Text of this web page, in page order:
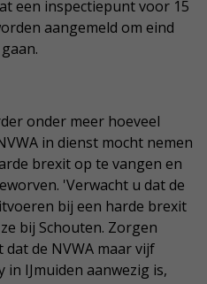
een inspectiepunt voor 15
aangemeld om eind
onder meer hoeveel
in dienst mocht nemen
brexit op te vangen en
'Verwacht u dat de
bij een harde brexit
bij Schouten. Zorgen
de NVWA maar vijf
IJmuiden aanwezig is,